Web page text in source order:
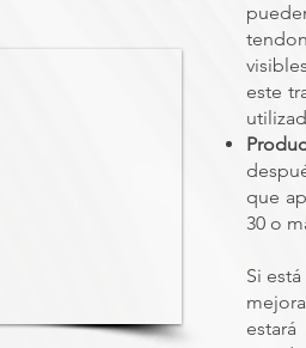
este
que
30 o
Si